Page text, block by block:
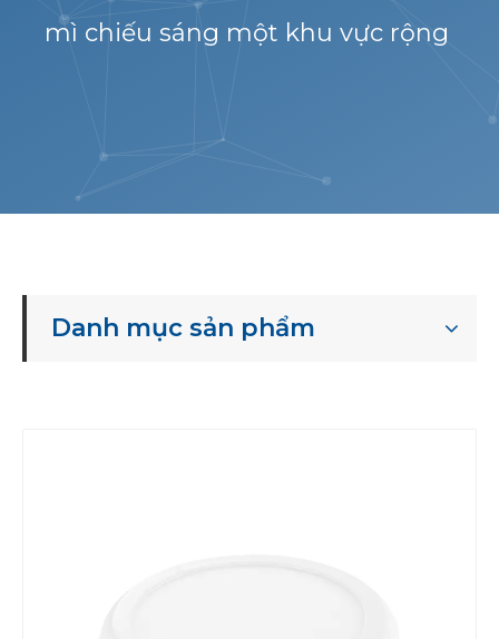
mì chiếu sáng một khu vực rộng
Danh mục sản phẩm